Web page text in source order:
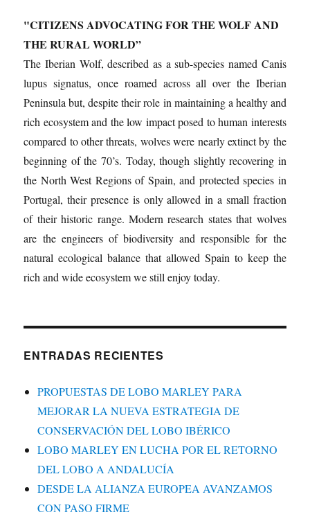
"CITIZENS ADVOCATING FOR THE WOLF AND
THE RURAL WORLD”
The Iberian Wolf, described as a sub-species named Canis
lupus signatus, once roamed across all over the Iberian
Peninsula but, despite their role in maintaining a healthy and
rich ecosystem and the low impact posed to human interests
compared to other threats, wolves were nearly extinct by the
beginning of the 70’s. Today, though slightly recovering in
the North West Regions of Spain, and protected species in
Portugal, their presence is only allowed in a small fraction
of their historic range. Modern research states that wolves
are the engineers of biodiversity and responsible for the
natural ecological balance that allowed Spain to keep the
rich and wide ecosystem we still enjoy today.
ENTRADAS RECIENTES
PROPUESTAS DE LOBO MARLEY PARA
MEJORAR LA NUEVA ESTRATEGIA DE
CONSERVACIÓN DEL LOBO IBÉRICO
LOBO MARLEY EN LUCHA POR EL RETORNO
DEL LOBO A ANDALUCÍA
DESDE LA ALIANZA EUROPEA AVANZAMOS
CON PASO FIRME